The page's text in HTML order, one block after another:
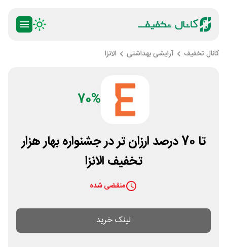
کانال تخفیف آرایشی بهداشتی الانزا
70%
تا 70 درصد ارزان تر در جشنواره بهار هزار
تخفیف الانزا
منقضی شده
لینک خرید